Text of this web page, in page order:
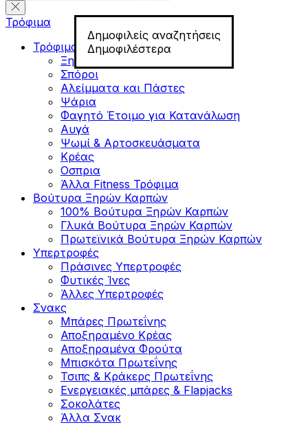
Δημοφιλείς αναζητήσεις
Δημοφιλέστερα
Τρόφιμα
Τρόφιμα για Fitness
Ξηροί Καρποί
Σπόροι
Αλείμματα και Πάστες
Ψάρια
Φαγητό Έτοιμο για Κατανάλωση
Αυγά
Ψωμί & Αρτοσκευάσματα
Κρέας
Οσπρια
Άλλα Fitness Τρόφιμα
Βούτυρα Ξηρών Καρπών
100% Βούτυρα Ξηρών Καρπών
Γλυκά Βούτυρα Ξηρών Καρπών
Πρωτεϊνικά Βούτυρα Ξηρών Καρπών
Υπερτροφές
Πράσινες Υπερτροφές
Φυτικές Ίνες
Άλλες Υπερτροφές
Σνακς
Μπάρες Πρωτεΐνης
Αποξηραμένο Κρέας
Αποξηραμένα Φρούτα
Μπισκότα Πρωτεΐνης
Τσιπς & Kράκερς Πρωτεΐνης
Ενεργειακές μπάρες & Flapjacks
Σοκολάτες
Άλλα Σνακ